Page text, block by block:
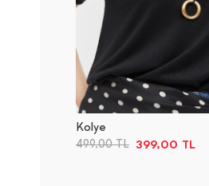
Kolye
499,00TL 399,00 TL